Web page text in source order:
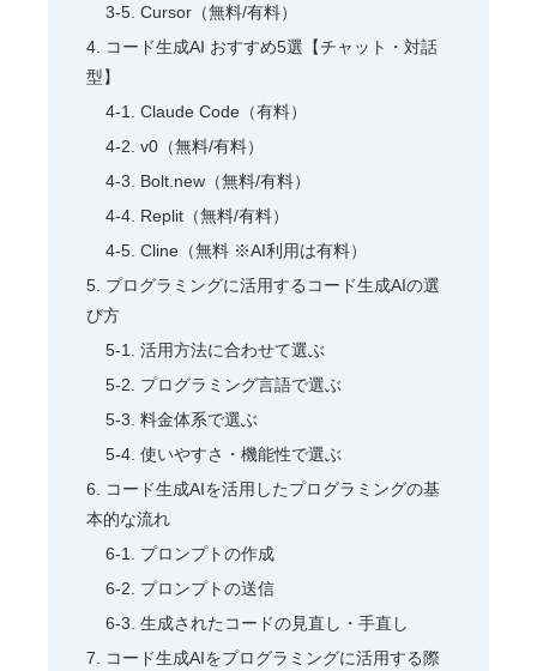
Cursor（無料/有料）
コード生成AI おすすめ5選【チャット・対話
型】
Claude Code（有料）
v0（無料/有料）
Bolt.new（無料/有料）
Replit（無料/有料）
Cline（無料 ※AI利用は有料）
プログラミングに活用するコード生成AIの選
び方
活用方法に合わせて選ぶ
プログラミング言語で選ぶ
料金体系で選ぶ
使いやすさ・機能性で選ぶ
コード生成AIを活用したプログラミングの基
本的な流れ
プロンプトの作成
プロンプトの送信
生成されたコードの見直し・手直し
コード生成AIをプログラミングに活用する際